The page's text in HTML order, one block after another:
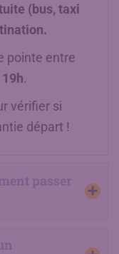
(bus, taxi
pointe entre
19h.
vérifier si
départ !
passer